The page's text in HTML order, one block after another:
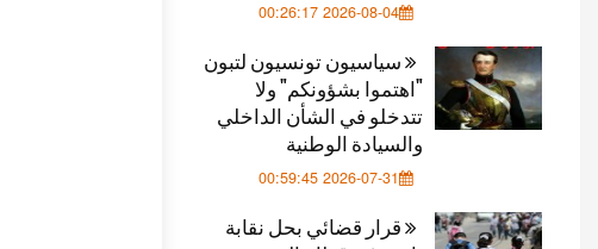
2026-08-04 00:26:17
سياسيون تونسيون لتبون
"اهتموا بشؤونكم" ولا
تتدخلو في الشأن الداخلي
والسيادة الوطنية
2026-07-31 00:59:45
قرار قضائي بحل نقابة